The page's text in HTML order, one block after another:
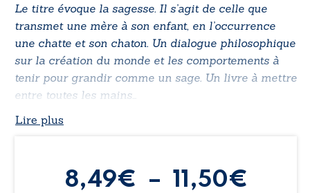
Le titre évoque la sagesse. Il s’agit de celle que
transmet une mère à son enfant, en l’occurrence
une chatte et son chaton. Un dialogue philosophique
sur la création du monde et les comportements à
tenir pour grandir comme un sage. Un livre à mettre
entre toutes les mains…
Lire plus
8,49€ – 11,50€